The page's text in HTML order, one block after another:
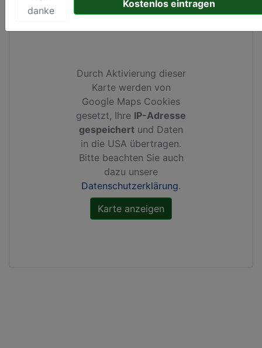
Kartenansicht Rue Hubert Bastin 7inCharleroi
Durch Aktivierung dieser
Karte werden von
Google Maps Cookies
gesetzt, Ihre IP-Adresse
gespeichert und Daten
in die USA übertragen.
Bitte beachten Sie auch
dazu unsere
Datenschutzerklärung.
danke
Kostenlos eintragen